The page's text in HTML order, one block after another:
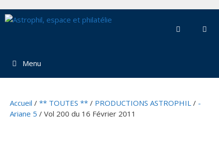
au
Menu
Accueil / ** TOUTES ** / PRODUCTIONS ASTROPHIL / -
Ariane 5 / Vol 200 du 16 Février 2011